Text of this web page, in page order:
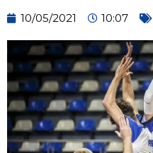
10/05/2021 10:07